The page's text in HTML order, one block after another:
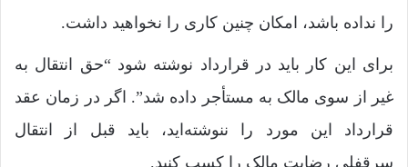
را نداده باشد، امکان چنین کاری را نخواهید داشت.
برای این کار باید در قرارداد نوشته شود “حق انتقال به
غیر از سوی مالک به مستأجر داده شد”. اگر در زمان عقد
قرارداد این مورد را ننوشته‌اید، باید قبل از انتقال
سرقفلی رضایت مالک را کسب کنید.